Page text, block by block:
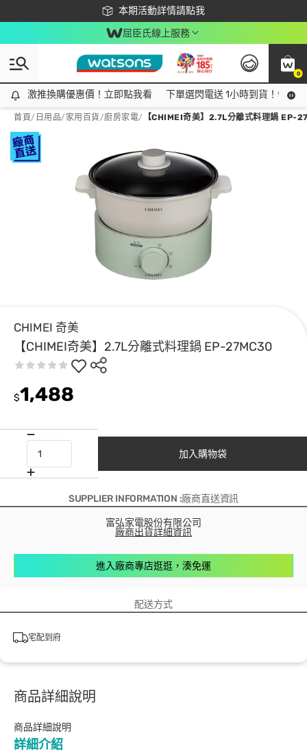
本期活動詳情請點我
下載app最高回饋$350
屈臣氏線上服務
0
激推換購優惠價！立即點我看
激推換購優惠價！立即點我看 下單選閃電送 1小時到貨！領神
首頁/ 日用品/ 家用百貨/廚房家電/ 【CHIMEI奇美】2.7L分離式料理鍋 EP-
CHIMEI 奇美
【CHIMEI奇美】2.7L分離式料理鍋 EP-27MC30
$1,488
加入購物袋
SUPPLIER INFORMATION :廠商直送資訊
富弘家電股份有限公司
廠商出貨詳細資訊
進入廠商專店逛逛，湊免運
配送方式
宅配到府
商品詳細說明
商品詳細說明
詳細介紹